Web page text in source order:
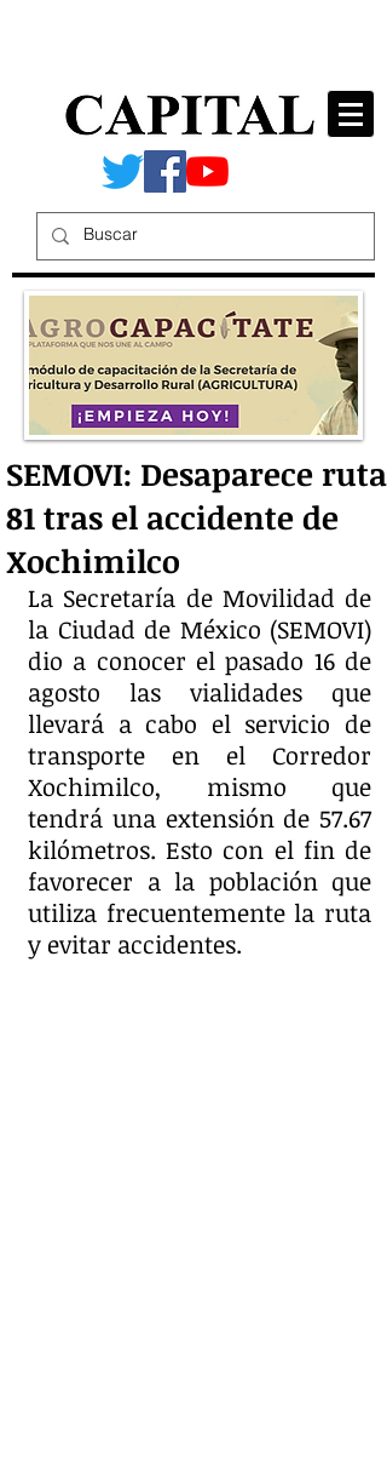
SEMOVI: Desaparece ruta
81 tras el accidente de
Xochimilco
La Secretaría de Movilidad de
la Ciudad de México (SEMOVI)
dio a conocer el pasado 16 de
agosto las vialidades que
llevará a cabo el servicio de
transporte en el Corredor
Xochimilco, mismo que
tendrá una extensión de 57.67
kilómetros. Esto con el fin de
favorecer a la población que
utiliza frecuentemente la ruta
y evitar accidentes.